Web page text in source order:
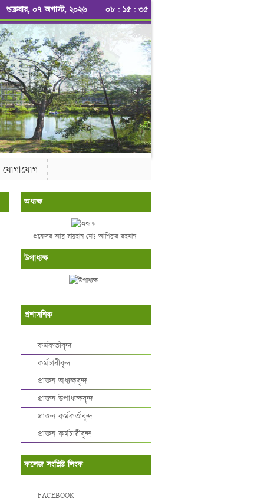
শুক্রবার, ০৭ অগাস্ট, ২০২৬ ০৮ : ১৫ : ৩৬
যোগাযোগ
অধ্যক্ষ
প্রফেসর আবু রায়হান মোঃ আশিকুর রহমান
উপাধ্যক্ষ
প্রশাসনিক
কর্মকর্তাবৃন্দ
কর্মচারীবৃন্দ
প্রাক্তন অধ্যক্ষবৃন্দ
প্রাক্তন উপাধ্যক্ষবৃন্দ
প্রাক্তন কর্মকর্তাবৃন্দ
প্রাক্তন কর্মচারীবৃন্দ
কলেজ সংশ্লিষ্ট লিংক
FACEBOOK